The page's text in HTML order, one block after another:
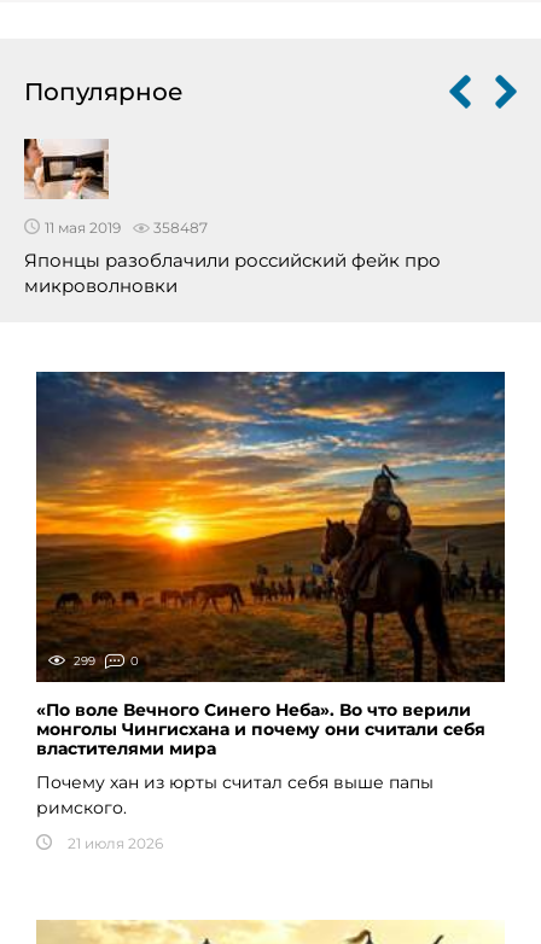
Популярное
11 мая 2019 358487
Японцы разоблачили российский фейк про
микроволновки
299 0
«По воле Вечного Синего Неба». Во что верили
монголы Чингисхана и почему они считали себя
властителями мира
Почему хан из юрты считал себя выше папы
римского.
21 июля 2026